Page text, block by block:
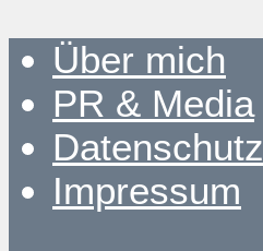
Über mich
PR & Media
Datenschutz
Impressum